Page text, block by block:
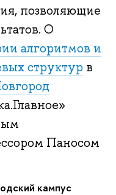
позволяющие
О
алгоритмов и
структур в
Паносом
кампус